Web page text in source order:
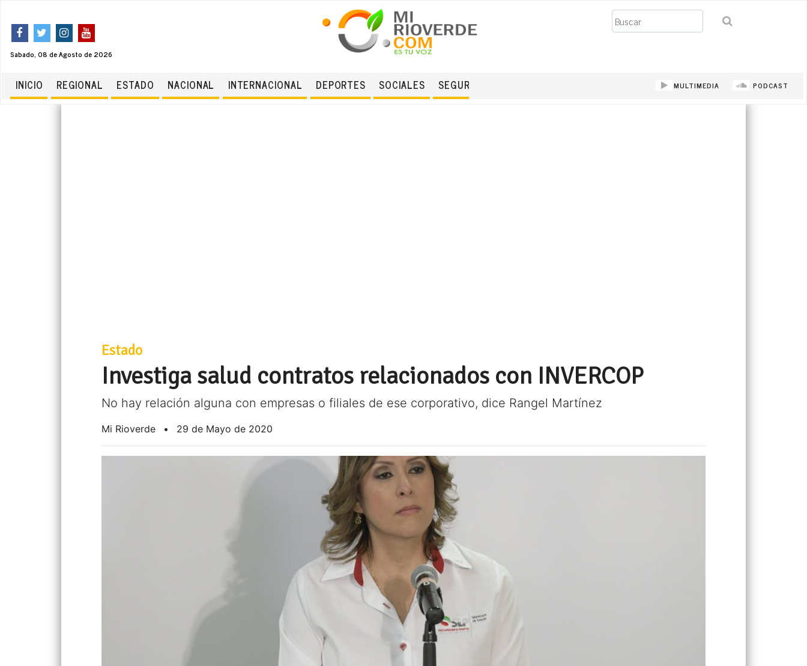
Sabado, 08 de Agosto de 2026
Buscar
INICIO REGIONAL ESTADO NACIONAL INTERNACIONAL DEPORTES SOCIALES SEGURIDAD MULTIMEDIA PODCAST
Estado
Investiga salud contratos relacionados con INVERCOP
No hay relación alguna con empresas o filiales de ese corporativo, dice Rangel Martínez
Mi Rioverde • 29 de Mayo de 2020